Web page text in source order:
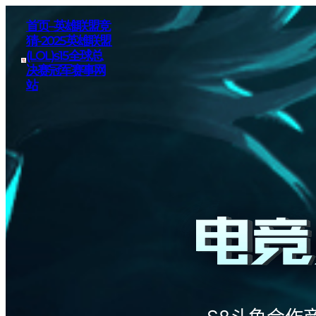
首页–英雄联盟竞
猜-2025英雄联盟
(LOL)s15全球总
决赛冠军赛事网
站